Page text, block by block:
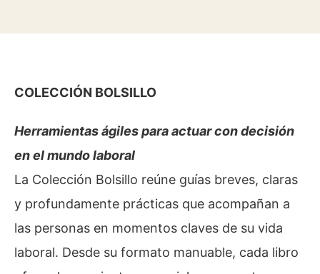
COLECCIÓN BOLSILLO
Herramientas ágiles para actuar con decisión
en el mundo laboral
La Colección Bolsillo reúne guías breves, claras
y profundamente prácticas que acompañan a
las personas en momentos claves de su vida
laboral. Desde su formato manuable, cada libro